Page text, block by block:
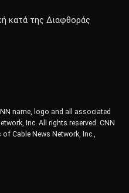
κατά της Διαφθοράς
name, logo and all associated
Inc. All rights reserved. CNN
Cable News Network, Inc.,